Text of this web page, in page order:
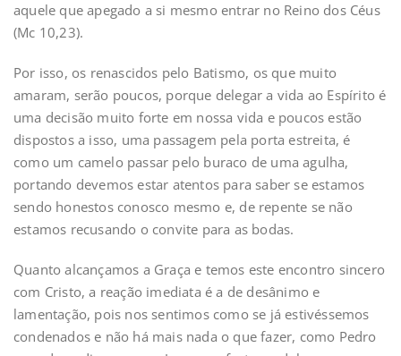
aquele que apegado a si mesmo entrar no Reino dos Céus
(Mc 10,23).
Por isso, os renascidos pelo Batismo, os que muito
amaram, serão poucos, porque delegar a vida ao Espírito é
uma decisão muito forte em nossa vida e poucos estão
dispostos a isso, uma passagem pela porta estreita, é
como um camelo passar pelo buraco de uma agulha,
portando devemos estar atentos para saber se estamos
sendo honestos conosco mesmo e, de repente se não
estamos recusando o convite para as bodas.
Quanto alcançamos a Graça e temos este encontro sincero
com Cristo, a reação imediata é a de desânimo e
lamentação, pois nos sentimos como se já estivéssemos
condenados e não há mais nada o que fazer, como Pedro